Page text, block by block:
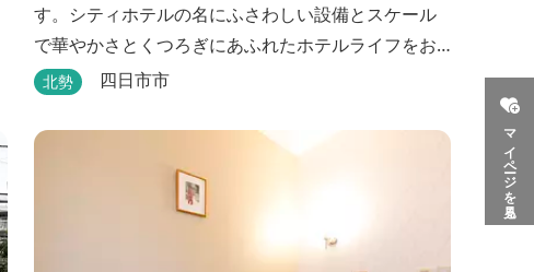
マイページを見る
す。シティホテルの名にふさわしい設備とスケール
で華やかさとくつろぎにあふれたホテルライフをお
楽しみいただけます。四日市を中心とした観光、ビ
ご利用いただけます。
北勢 四日市市